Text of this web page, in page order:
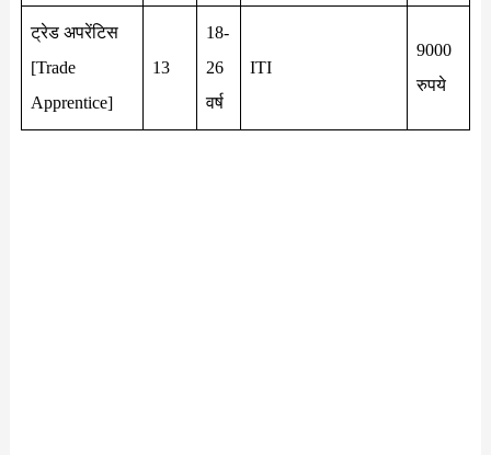
ट्रेड अपरेंटिस
[Trade
Apprentice]
13
18-
26
वर्ष
ITI
9000
रुपये